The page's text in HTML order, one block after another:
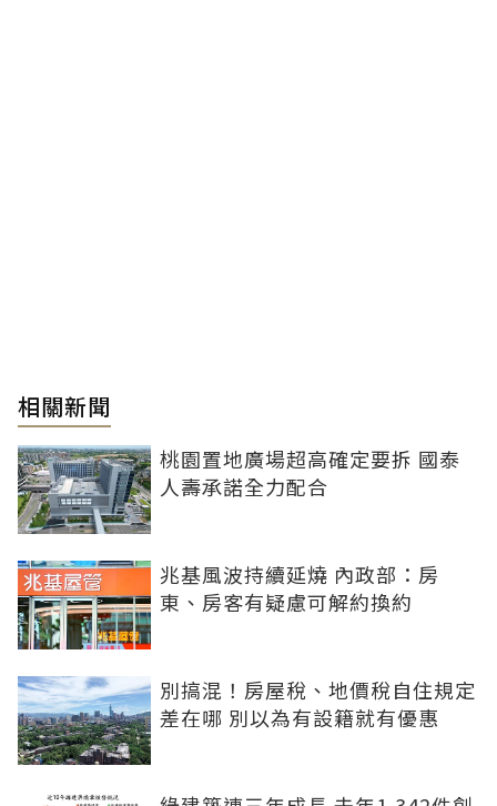
相關新聞
桃園置地廣場超高確定要拆 國泰
人壽承諾全力配合
兆基風波持續延燒 內政部：房
東、房客有疑慮可解約換約
別搞混！房屋稅、地價稅自住規定
差在哪 別以為有設籍就有優惠